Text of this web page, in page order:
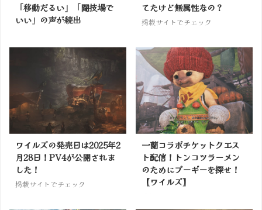
「移動だるい」「闘技場で
いい」の声が続出
てたけど無属性なの？
掲載サイトでチェック
ワイルズの発売日は2025年2
月28日！PV4が公開されま
した！
掲載サイトでチェック
一蘭コラボチケットクエス
ト配信！トンコツラーメン
のためにプーギーを探せ！
【ワイルズ】